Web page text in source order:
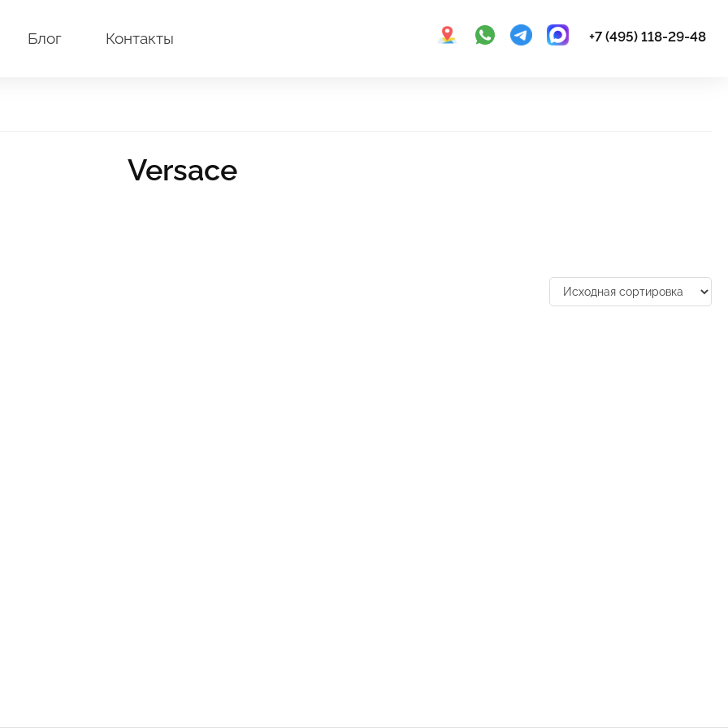
Блог Контакты +7 (495) 118-29-48
Versace